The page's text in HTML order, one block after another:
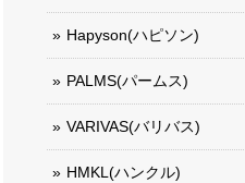
Hapyson(ハピソン)
PALMS(パームス)
VARIVAS(バリバス)
HMKL(ハンクル)